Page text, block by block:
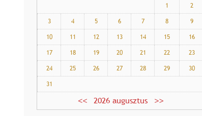
1
2
3
4 5 6 7 8
9
10
11 12 13 14 15
16
17
18 19 20 21 22
23
24
25 26 27 28 29
30
31
2026 augusztus